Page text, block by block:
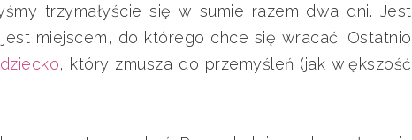
trzymałyście się w sumie razem dwa dni. Jest
miejscem, do którego chce się wracać. Ostatnio
, który zmusza do przemyśleń (jak większość